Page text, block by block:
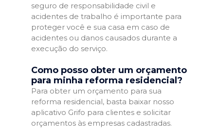
seguro de responsabilidade civil e
acidentes de trabalho é importante para
proteger você e sua casa em caso de
acidentes ou danos causados durante a
execução do serviço.
Como posso obter um orçamento
para minha reforma residencial?
Para obter um orçamento para sua
reforma residencial, basta baixar nosso
aplicativo Grifo para clientes e solicitar
orçamentos às empresas cadastradas.